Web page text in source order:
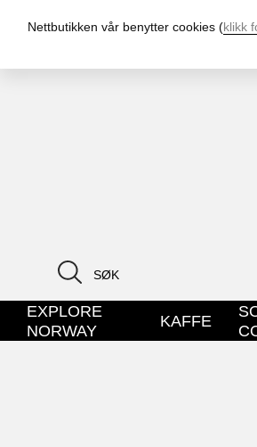
EXPLORE
NORWAY
KAFFE
Nettbutikken vår benytter cookies (klikk